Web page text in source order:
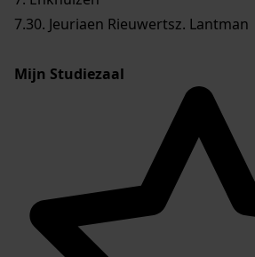
7.30. Jeuriaen Rieuwertsz. Lantman
Mijn Studiezaal